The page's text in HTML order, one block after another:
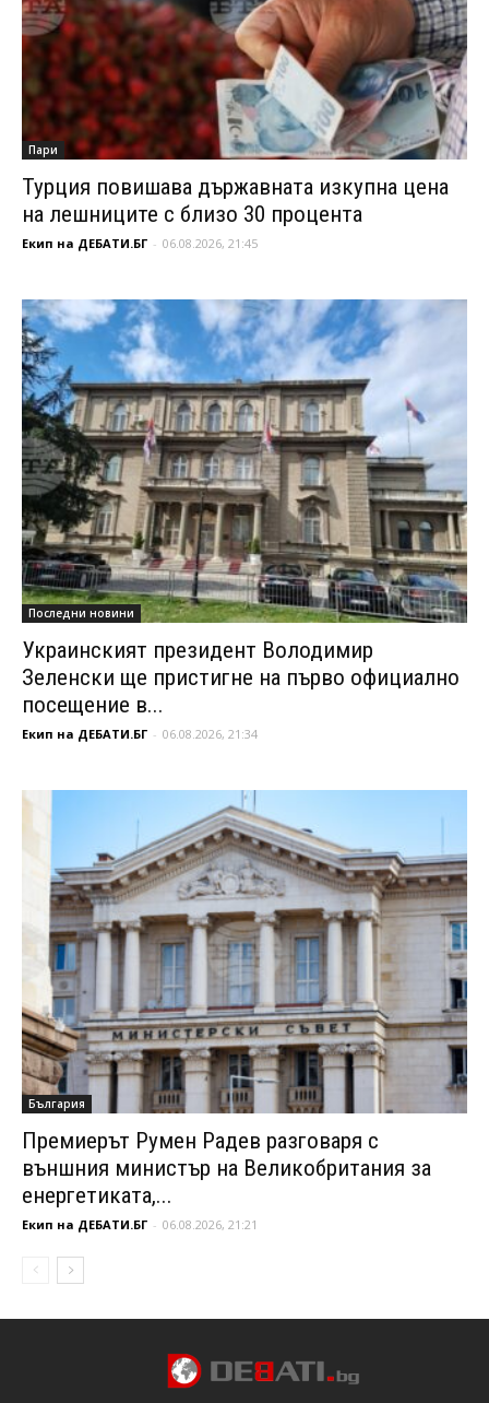
Пари
Турция повишава държавната изкупна цена
на лешниците с близо 30 процента
Екип на ДЕБАТИ.БГ - 06.08.2026, 21:45
Последни новини
Украинският президент Володимир
Зеленски ще пристигне на първо официално
посещение в...
Екип на ДЕБАТИ.БГ - 06.08.2026, 21:34
България
Премиерът Румен Радев разговаря с
външния министър на Великобритания за
енергетиката,...
Екип на ДЕБАТИ.БГ - 06.08.2026, 21:21